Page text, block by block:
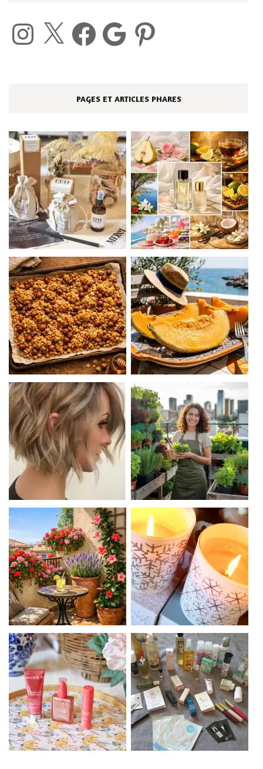
Instagram Facebook Google Pinterest
PAGES ET ARTICLES PHARES